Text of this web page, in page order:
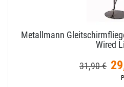
Metallmann
Wired
31,90 €